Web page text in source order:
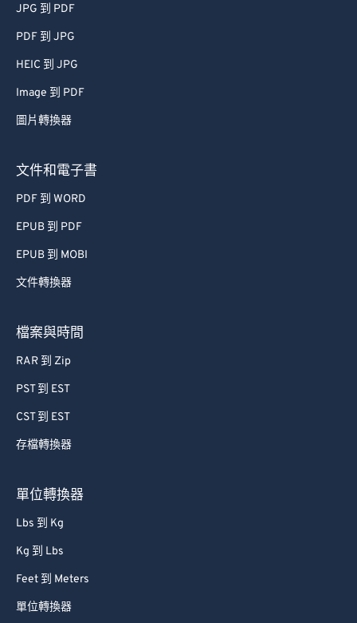
JPG 到 PDF
PDF 到 JPG
HEIC 到 JPG
Image 到 PDF
圖片轉換器
文件和電子書
PDF 到 WORD
EPUB 到 PDF
EPUB 到 MOBI
文件轉換器
檔案與時間
RAR 到 Zip
PST 到 EST
CST 到 EST
存檔轉換器
單位轉換器
Lbs 到 Kg
Kg 到 Lbs
Feet 到 Meters
單位轉換器